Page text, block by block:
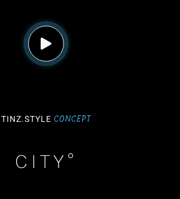
TINZ.STYLE CONCEPT
CITY°